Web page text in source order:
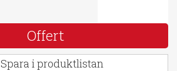
Offert
Spara i produktlistan